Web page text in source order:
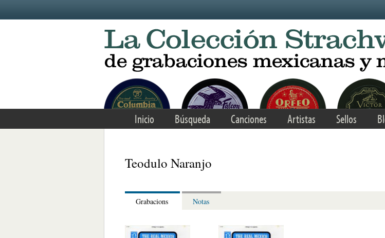
Inicio Búsqueda Canciones Artistas Sellos
Teodulo Naranjo
Grabacions Notas